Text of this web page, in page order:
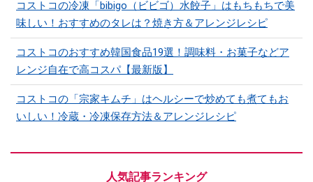
コストコの冷凍「bibigo（ビビゴ）水餃子」はもちもちで美
味しい！おすすめのタレは？焼き方＆アレンジレシピ
コストコのおすすめ韓国食品19選！調味料・お菓子などア
レンジ自在で高コスパ【最新版】
コストコの「宗家キムチ」はヘルシーで炒めても煮てもお
いしい！冷蔵・冷凍保存方法＆アレンジレシピ